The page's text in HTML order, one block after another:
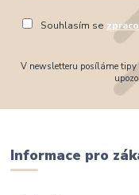
Souhlasím se
V newsletteru posíláme tipy
Informace pro